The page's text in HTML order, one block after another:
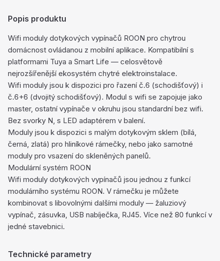
Popis produktu
Wifi moduly dotykových vypínačů ROON pro chytrou
domácnost ovládanou z mobilní aplikace. Kompatibilní s
platformami Tuya a Smart Life — celosvětově
nejrozšířenější ekosystém chytré elektroinstalace.
Wifi moduly jsou k dispozici pro řazení č.6 (schodišťový) i
č.6+6 (dvojitý schodišťový). Modul s wifi se zapojuje jako
master, ostatní vypínače v okruhu jsou standardní bez wifi.
Bez svorky N, s LED adaptérem v balení.
Moduly jsou k dispozici s malým dotykovým sklem (bílá,
černá, zlatá) pro hliníkové rámečky, nebo jako samotné
moduly pro vsazení do skleněných panelů.
Modulární systém ROON
Wifi moduly dotykových vypínačů jsou jednou z funkcí
modulárního systému ROON. V rámečku je můžete
kombinovat s libovolnými dalšími moduly — žaluziový
vypínač, zásuvka, USB nabíječka, RJ45. Více než 80 funkcí v
jedné stavebnici.
Technické parametry